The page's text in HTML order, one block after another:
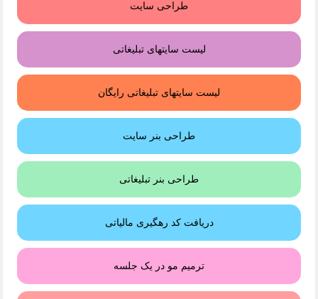
طراحی سایت
لیست سایتهای تبلیغاتی
لیست سایتهای تبلیغاتی رایگان
طراحی بنر سایت
طراحی بنر تبلیغاتی
دریافت کد رهگیری مالیاتی
ترمیم مو در یک جلسه